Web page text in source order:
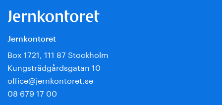
Jernkontoret
Box 1721, 111 87 Stockholm
Kungsträdgårdsgatan 10
office@jernkontoret.se
08 679 17 00